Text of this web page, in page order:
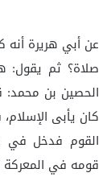
عن أبي هريرة
صلاة؟ ثم يقول:
الحصين بن
كان يأبى
القوم فدخل في
قومه في المعركة